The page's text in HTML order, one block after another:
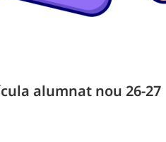
alumnat nou 26-27